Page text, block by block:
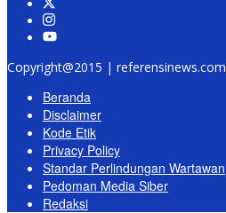
Copyright@2015 | referensinews.com
Beranda
Disclaimer
Kode Etik
Privacy Policy
Standar Perlindungan Wartawan
Pedoman Media Siber
Redaksi